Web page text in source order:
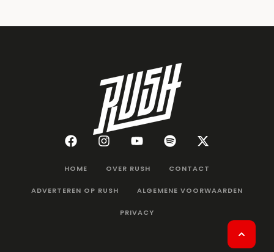
HOME OVER RUSH CONTACT
ADVERTEREN OP RUSH ALGEMENE VOORWAARDEN
PRIVACY